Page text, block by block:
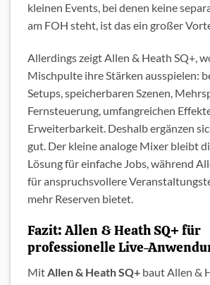
kleinen Events, bei denen keine
am FOH steht, ist das ein großer
Allerdings zeigt Allen & Heath SQ+,
Mischpulte ihre Stärken ausspielen:
Setups, speicherbaren Szenen,
Fernsteuerung, umfangreichen
Erweiterbarkeit. Deshalb ergänzen
gut. Der kleine analoge Mixer bleibt
Lösung für einfache Jobs, während
für anspruchsvollere
mehr Reserven bietet.
Fazit: Allen & Heath SQ+ für
professionelle Live-
Mit Allen & Heath SQ+ baut Allen &